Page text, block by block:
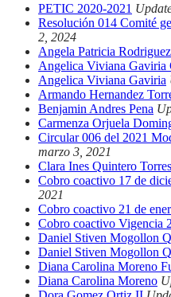
PETIC 2020-2021
Resolución 014 Comité
2, 2024
Angela Patricia Rodriguez
Angelica Viviana Gaviria
Angelica Viviana Gaviria
Armando Hernandez
Benjamin Andres Pena
Carmenza Orjuela
Circular 006 del 2021
marzo 3, 2021
Clara Ines Quintero Torres
Cobro coactivo 17 de
2021
Cobro coactivo 21 de
Cobro coactivo Vigencia
Daniel Stiven Mogollon
Daniel Stiven Mogollon
Diana Carolina Moreno
Diana Carolina Moreno